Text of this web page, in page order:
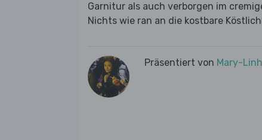
Garnitur als auch verborgen im
Nichts wie ran an die kostbare
Präsentiert von Mary-Linh